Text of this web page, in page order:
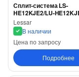
Сплит-система LS-
HE12KJE2/LU-
Lessar
В наличии
Цена по запросу
Подробнее